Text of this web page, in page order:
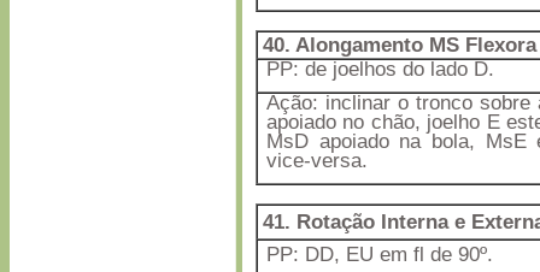
40. Alongamento MS
PP: de joelhos do lado D.
Ação: inclinar o tronco sobre
apoiado no chão, joelho E
MsD apoiado na bola,
vice-versa.
41. Rotação Interna e
PP: DD, EU em fl de 90º.